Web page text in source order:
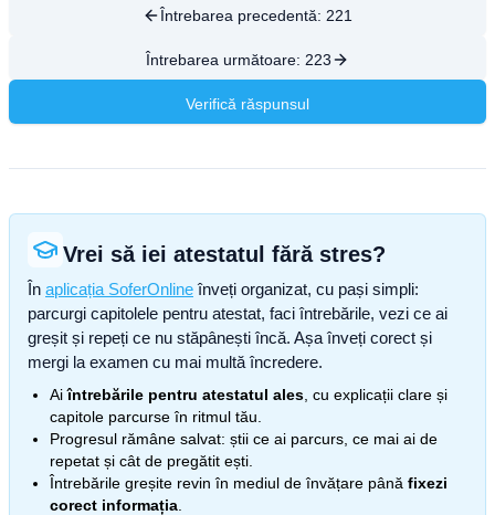
Întrebarea precedentă: 221
Întrebarea următoare: 223
Verifică răspunsul
Vrei să iei atestatul fără stres?
În aplicația SoferOnline înveți organizat, cu pași simpli:
parcurgi capitolele pentru atestat, faci întrebările, vezi ce ai
greșit și repeți ce nu stăpânești încă. Așa înveți corect și
mergi la examen cu mai multă încredere.
Aiîntrebările pentru atestatul ales , cu explicații clare și
capitole parcurse în ritmul tău.
Progresul rămâne salvat: știi ce ai parcurs, ce mai ai de
repetat și cât de pregătit ești.
Întrebările greșite revin în mediul de învățare până fixezi
corect informația